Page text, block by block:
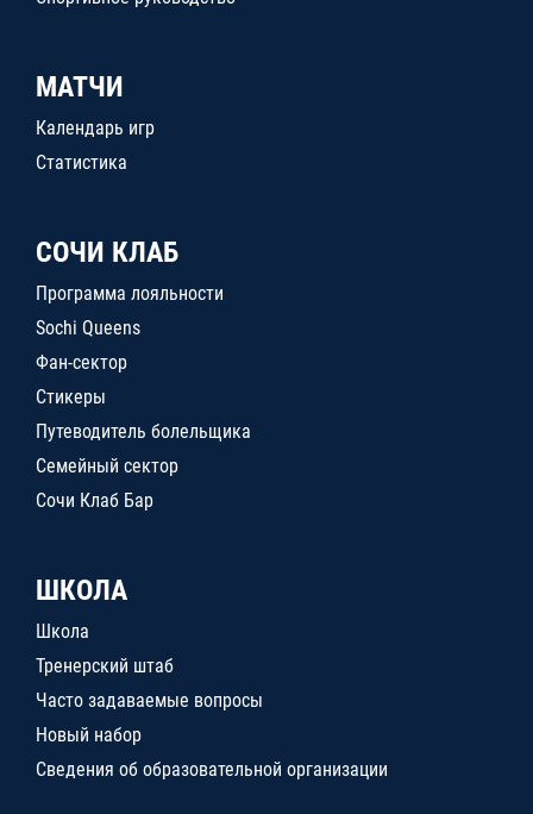
МАТЧИ
Календарь игр
Статистика
СОЧИ КЛАБ
Программа лояльности
Sochi Queens
Фан-сектор
Стикеры
Путеводитель болельщика
Семейный сектор
Сочи Клаб Бар
ШКОЛА
Школа
Тренерский штаб
Часто задаваемые вопросы
Новый набор
Сведения об образовательной организации